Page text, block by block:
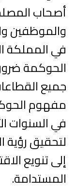
أصحاب
والموظفين
في المملكة
الحوكمة
جميع
مفهوم
في السنوات
إلى تنويع
المستدامة.